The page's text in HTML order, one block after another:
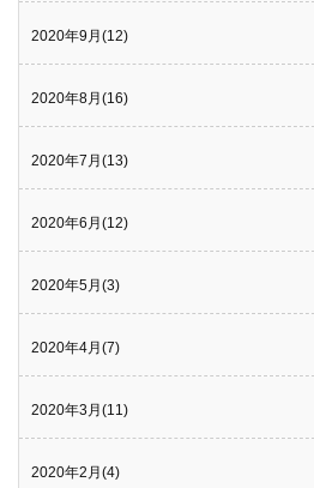
2020年9月(12)
2020年8月(16)
2020年7月(13)
2020年6月(12)
2020年5月(3)
2020年4月(7)
2020年3月(11)
2020年2月(4)